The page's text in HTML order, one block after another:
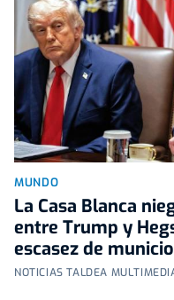
MUNDO
La Casa Blanca
entre Trump y
escasez de
NOTICIAS TALDEA